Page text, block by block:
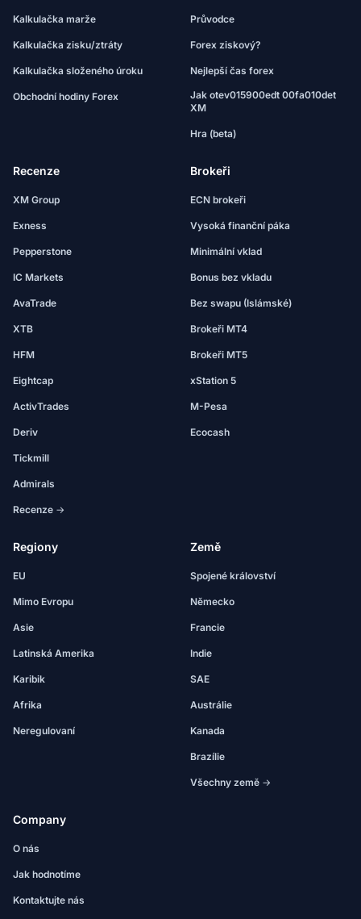
Kalkulačka marže
Kalkulačka zisku/ztráty
Kalkulačka složeného úroku
Obchodní hodiny Forex
Průvodce
Forex ziskový?
Nejlepší čas forex
Jak otev015900edt 00fa010det
XM
Hra (beta)
Recenze
XM Group
Exness
Pepperstone
IC Markets
AvaTrade
XTB
HFM
Eightcap
ActivTrades
Deriv
Tickmill
Admirals
Recenze →
Brokeři
ECN brokeři
Vysoká finanční páka
Minimální vklad
Bonus bez vkladu
Bez swapu (Islámské)
Brokeři MT4
Brokeři MT5
xStation 5
M-Pesa
Ecocash
Regiony
EU
Mimo Evropu
Asie
Latinská Amerika
Karibik
Afrika
Neregulovaní
Země
Spojené království
Německo
Francie
Indie
SAE
Austrálie
Kanada
Brazílie
Všechny země →
Company
O nás
Jak hodnotíme
Kontaktujte nás